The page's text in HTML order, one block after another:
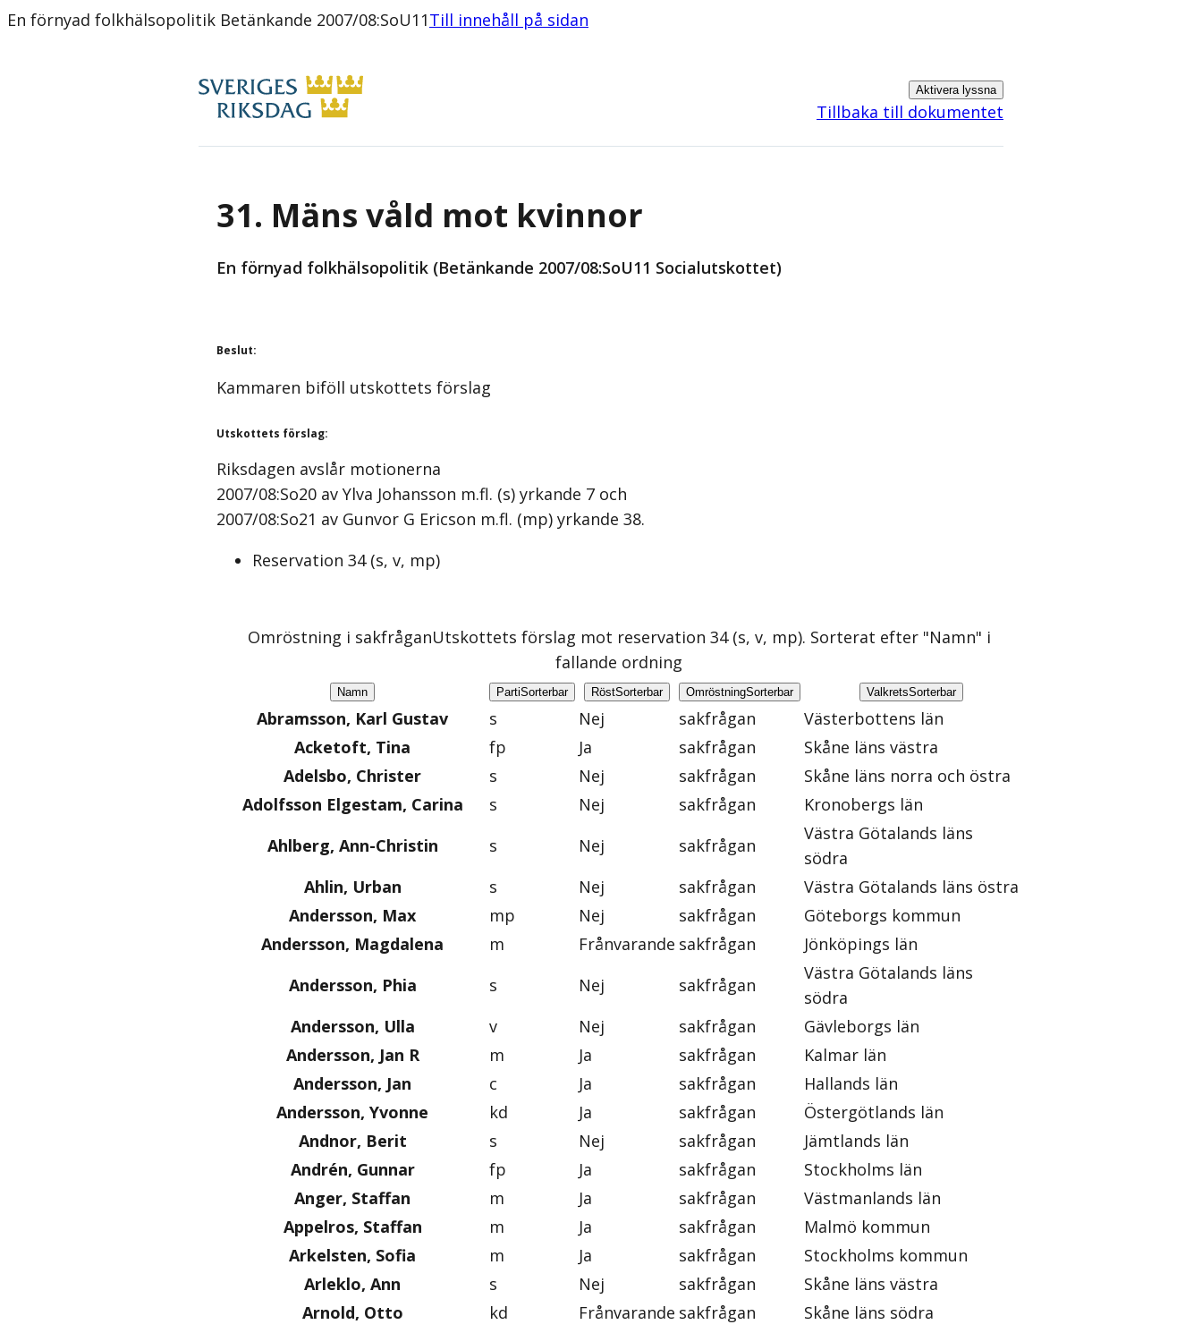
En förnyad folkhälsopolitik Betänkande 2007/08:SoU11Till innehåll på sidan
Aktivera lyssna
Tillbaka till dokumentet
31. Mäns våld mot kvinnor
En förnyad folkhälsopolitik (Betänkande 2007/08:SoU11 Socialutskottet)
Beslut:
Kammaren biföll utskottets förslag
Utskottets förslag:
Riksdagen avslår motionerna
2007/08:So20 av Ylva Johansson m.fl. (s) yrkande 7 och
2007/08:So21 av Gunvor G Ericson m.fl. (mp) yrkande 38.
Reservation 34(s, v, mp)
Omröstning i sakfråganUtskottets förslag mot reservation 34 (s, v, mp). Sorterat efter "Namn" i
fallande ordning
Namn PartiSorterbar RöstSorterbar OmröstningSorterbar ValkretsSorterbar
Abramsson, Karl Gustav s Nej sakfrågan
Västerbottens län
Acketoft, Tina
fp Ja sakfrågan
Skåne läns västra
Adelsbo, Christer
s Nej sakfrågan
Skåne läns norra och östra
Adolfsson Elgestam, Carina
s Nej sakfrågan
Kronobergs län
Ahlberg, Ann-Christin
s Nej sakfrågan
Västra Götalands läns
södra
Ahlin, Urban
s Nej sakfrågan
Västra Götalands läns östra
Andersson, Max
mp Nej sakfrågan
Göteborgs kommun
Andersson, Magdalena
m Frånvarande sakfrågan
Jönköpings län
Andersson, Phia
s Nej sakfrågan
Västra Götalands läns
södra
Andersson, Ulla
v Nej sakfrågan
Gävleborgs län
Andersson, Jan R
m Ja sakfrågan
Kalmar län
Andersson, Jan
c Ja sakfrågan
Hallands län
Andersson, Yvonne
kd Ja sakfrågan
Östergötlands län
Andnor, Berit
s Nej sakfrågan
Jämtlands län
Andrén, Gunnar
fp Ja sakfrågan
Stockholms län
Anger, Staffan
m Ja sakfrågan
Västmanlands län
Appelros, Staffan
m Ja sakfrågan
Malmö kommun
Arkelsten, Sofia
m Ja sakfrågan
Stockholms kommun
Arleklo, Ann
s Nej sakfrågan
Skåne läns västra
Arnold, Otto
kd Frånvarande sakfrågan
Skåne läns södra